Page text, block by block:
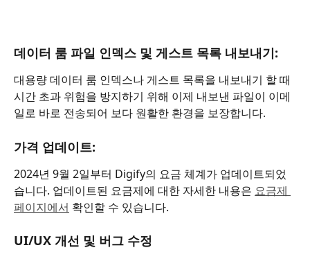
데이터 룸 파일 인덱스 및 게스트 목록 내보내기:
대용량 데이터 룸 인덱스나 게스트 목록을 내보내기 할 때
시간 초과 위험을 방지하기 위해 이제 내보낸 파일이 이메
일로 바로 전송되어 보다 원활한 환경을 보장합니다.
가격 업데이트:
2024년 9월 2일부터 Digify의 요금 체계가 업데이트되었
습니다. 업데이트된 요금제에 대한 자세한 내용은 요금제
페이지에서 확인할 수 있습니다.
UI/UX 개선 및 버그 수정